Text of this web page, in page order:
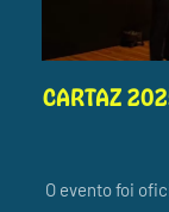
CARTAZ
O evento foi